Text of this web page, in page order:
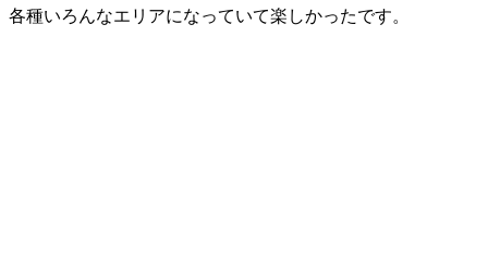
各種いろんなエリアになっていて楽しかったです。